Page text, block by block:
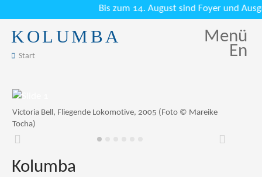
Bis zum 14. August sind Foyer und
KOLUMBA
Start
Menü
En
Victoria Bell, Fliegende Lokomotive, 2005 (Foto © Mareike
Tocha)
Zurück Weiter
Kolumba